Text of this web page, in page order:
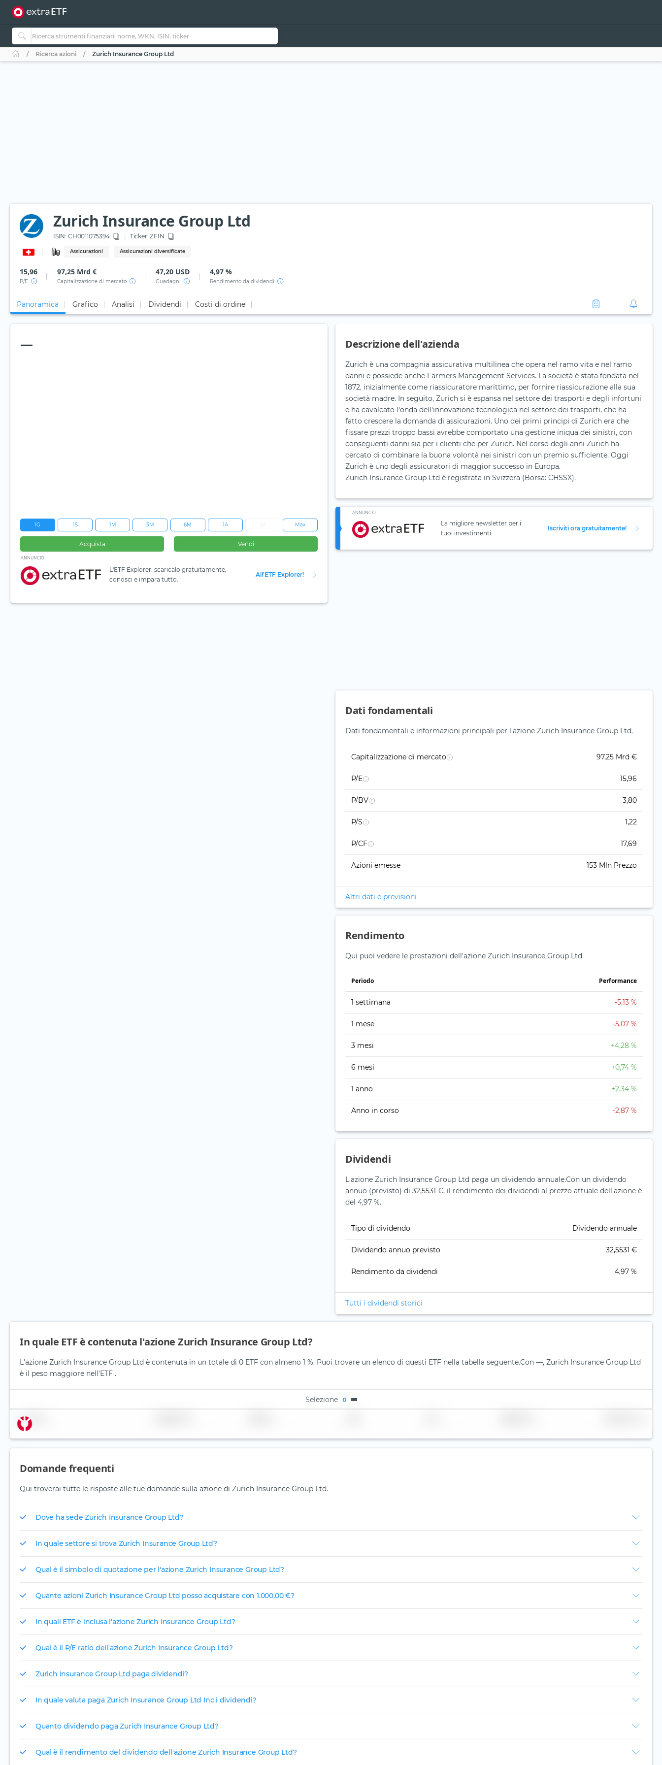
Ricerca azioni Zurich Insurance Group Ltd
Zurich Insurance Group Ltd
ISIN: CH0011075394 Ticker: ZFIN
Assicurazioni Assicurazioni diversificate
15,96
P/E
97,25 Mrd €
Capitalizzazione di mercato
47,20 USD
Guadagni
4,97 %
Rendimento da dividendi
Panoramica Grafico Analisi Dividendi Costi di ordine
—
1G 1S 1M 3M 6M 1A Max
Acquista Vendi
ANNUNCIO
L'ETF Explorer: scaricalo gratuitamente,
conosci e impara tutto.
All'ETF Explorer!
Descrizione dell'azienda
Zurich è una compagnia assicurativa multilinea che opera nel ramo vita e nel ramo
danni e possiede anche Farmers Management Services. La società è stata fondata nel
1872, inizialmente come riassicuratore marittimo, per fornire riassicurazione alla sua
società madre. In seguito, Zurich si è espansa nel settore dei trasporti e degli infortuni
e ha cavalcato l'onda dell'innovazione tecnologica nel settore dei trasporti, che ha
fatto crescere la domanda di assicurazioni. Uno dei primi principi di Zurich era che
fissare prezzi troppo bassi avrebbe comportato una gestione iniqua dei sinistri, con
conseguenti danni sia per i clienti che per Zurich. Nel corso degli anni Zurich ha
cercato di combinare la buona volontà nei sinistri con un premio sufficiente. Oggi
Zurich è uno degli assicuratori di maggior successo in Europa.
Zurich Insurance Group Ltd è registrata in Svizzera (Borsa: CHSSX).
ANNUNCIO
La migliore newsletter per i
tuoi investimenti.
Iscriviti ora gratuitamente!
Dati fondamentali
Dati fondamentali e informazioni principali per l'azione Zurich Insurance Group Ltd.
Capitalizzazione di mercato 97,25 Mrd €
P/E 15,96
P/BV 3,80
P/S 1,22
P/CF 17,69
Azioni emesse 153 Mln Prezzo
Altri dati e previsioni
Rendimento
Qui puoi vedere le prestazioni dell'azione Zurich Insurance Group Ltd.
Periodo Performance
1 settimana -5,13 %
1 mese -5,07 %
3 mesi +4,28 %
6 mesi +0,74 %
1 anno +2,34 %
Anno in corso -2,87 %
Dividendi
L'azione Zurich Insurance Group Ltd paga un dividendo annuale.Con un dividendo
annuo (previsto) di 32,5531 €, il rendimento dei dividendi al prezzo attuale dell'azione è
del 4,97 %.
Tipo di dividendo Dividendo annuale
Dividendo annuo previsto 32,5531 €
Rendimento da dividendi 4,97 %
Tutti i dividendi storici
In quale ETF è contenuta l'azione Zurich Insurance Group Ltd?
L'azione Zurich Insurance Group Ltd è contenuta in un totale di 0 ETF con almeno 1 %. Puoi trovare un elenco di questi ETF nella tabella seguente.Con —, Zurich Insurance Group Ltd
è il peso maggiore nell'ETF .
Selezione 0
Nome
Domande frequenti
Qui troverai tutte le risposte alle tue domande sulla azione di Zurich Insurance Group Ltd.
Dove ha sede Zurich Insurance Group Ltd?
In quale settore si trova Zurich Insurance Group Ltd?
Qual è il simbolo di quotazione per l'azione Zurich Insurance Group Ltd?
Quante azioni Zurich Insurance Group Ltd posso acquistare con 1.000,00 €?
In quali ETF è inclusa l'azione Zurich Insurance Group Ltd?
Qual è il P/E ratio dell'azione Zurich Insurance Group Ltd?
Zurich Insurance Group Ltd paga dividendi?
In quale valuta paga Zurich Insurance Group Ltd Inc i dividendi?
Quanto dividendo paga Zurich Insurance Group Ltd?
Qual è il rendimento del dividendo dell'azione Zurich Insurance Group Ltd?